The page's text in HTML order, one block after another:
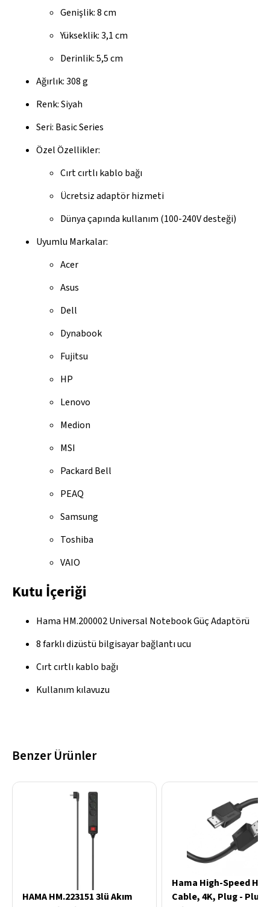
Genişlik: 8 cm
Yükseklik: 3,1 cm
Derinlik: 5,5 cm
Ağırlık: 308 g
Renk: Siyah
Seri: Basic Series
Özel Özellikler:
Cırt cırtlı kablo bağı
Ücretsiz adaptör hizmeti
Dünya çapında kullanım (100-240V desteği)
Uyumlu Markalar:
Acer
Asus
Dell
Dynabook
Fujitsu
HP
Lenovo
Medion
MSI
Packard Bell
PEAQ
Samsung
Toshiba
VAIO
Kutu İçeriği
Hama HM.200002 Universal Notebook Güç Adaptörü
8 farklı dizüstü bilgisayar bağlantı ucu
Cırt cırtlı kablo bağı
Kullanım kılavuzu
Benzer Ürünler
HAMA HM.223151 3lü Akım
Hama High-Speed
Cable, 4K, Plug - Plug,